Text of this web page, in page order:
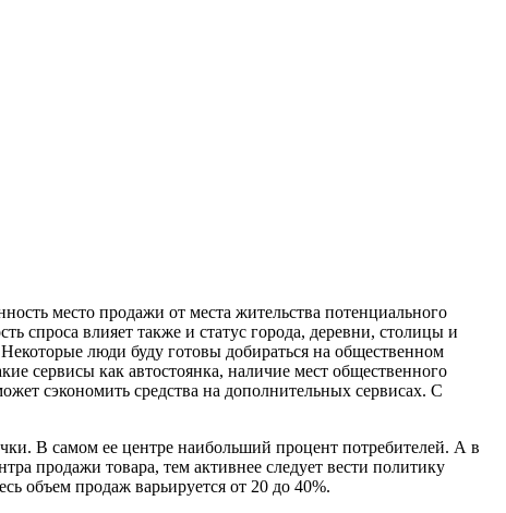
место продажи от места жительства потенциального
спроса влияет также и статус города, деревни, столицы и
люди буду готовы добираться на общественном
сервисы как автостоянка, наличие мест общественного
сэкономить средства на дополнительных сервисах. С
В самом ее центре наибольший процент потребителей. А в
продажи товара, тем активнее следует вести политику
объем продаж варьируется от 20 до 40%.